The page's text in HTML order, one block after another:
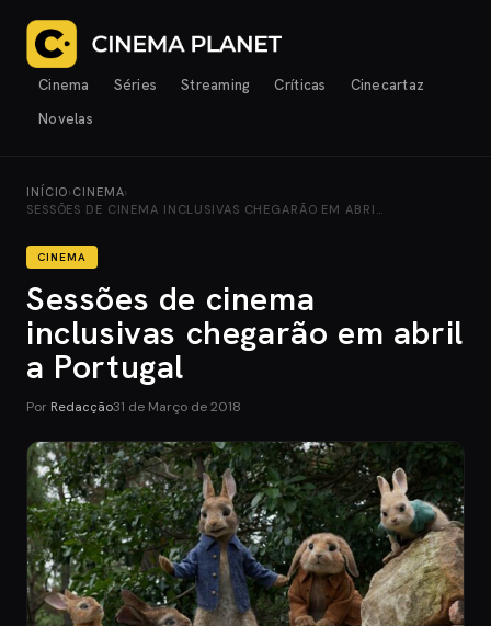
Cinema Séries Streaming Críticas
Cinecartaz
Novelas
INÍCIO› CINEMA›
SESSÕES DE CINEMA INCLUSIVAS CHEGARÃO EM ABRI…
CINEMA
Sessões de cinema
inclusivas chegarão em abril
a Portugal
Por Redacção31 de Março de 2018